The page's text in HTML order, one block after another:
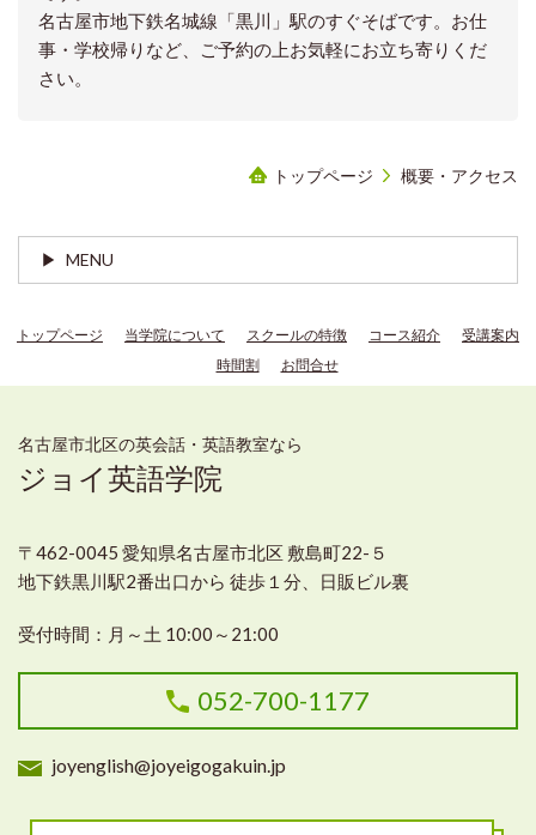
名古屋市地下鉄名城線「黒川」駅のすぐそばです。お仕
事・学校帰りなど、ご予約の上お気軽にお立ち寄りくだ
さい。
トップページ 概要・アクセス
MENU
トップページ 当学院について スクールの特徴 コース紹介
受講案内
時間割
お問合せ
名古屋市北区の英会話・英語教室なら
ジョイ英語学院
〒462-0045 愛知県名古屋市北区 敷島町22-５
地下鉄黒川駅2番出口から 徒歩１分、日販ビル裏
受付時間：月～土 10:00～21:00
052-700-1177
joyenglish@joyeigogakuin.jp